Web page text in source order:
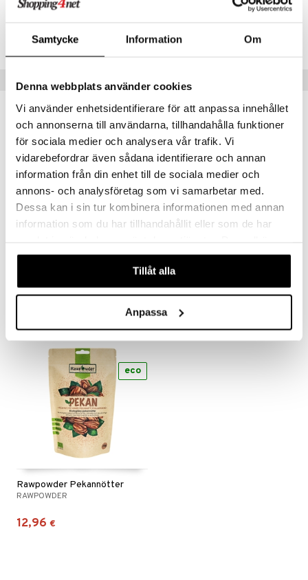
Samtycke Information Om
Denna webbplats använder cookies
Vi använder enhetsidentifierare för att anpassa innehållet
och annonserna till användarna, tillhandahålla funktioner
för sociala medier och analysera vår trafik. Vi
vidarebefordrar även sådana identifierare och annan
information från din enhet till de sociala medier och
annons- och analysföretag som vi samarbetar med.
Dessa kan i sin tur kombinera informationen med annan
information som du har tillhandahållit eller som de har
våra cookies vid fortsatt användande av vår webbplats.
Tillåt alla
Anpassa
HCUM1-UF-125
Vinkkejä sinulle
Rawpowder Björksocker
8,94 €
Rawpowder Ceremonial UJI Matcha
RAWPOWDER
19,90 €
Rawpowder Pekannötter
RAWPOWDER
12,96 €
eco
nenä & kurkku